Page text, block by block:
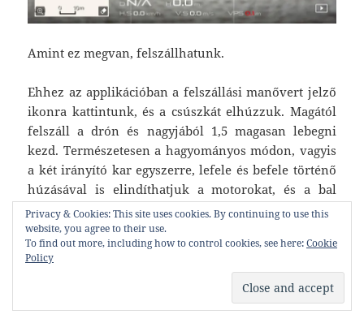
Amint ez megvan, felszállhatunk.
Ehhez az applikációban a felszállási manővert jelző
ikonra kattintunk, és a csúszkát elhúzzuk. Magától
felszáll a drón és nagyjából 1,5 magasan lebegni
kezd. Természetesen a hagyományos módon, vagyis
a két irányító kar egyszerre, lefele és befele történő
húzásával is elindíthatjuk a motorokat, és a bal
oldali vezérlő felfelé tolásával növelve a
fordulatszámot, tudunk felszállni.
Amikor a drón lebeg, próbáljuk ki finom
mozdulatokkal az egyes irányító karok funkcióit az
Privacy & Cookies: This site uses cookies. By continuing to use this
website, you agree to their use.
To find out more, including how to control cookies, see here:Cookie
Policy